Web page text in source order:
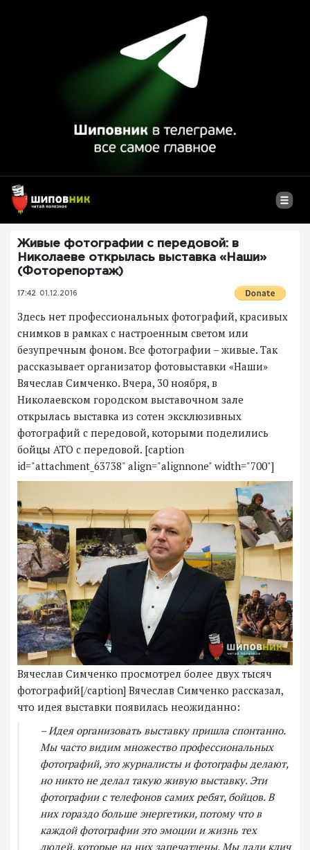
Живые фотографии с передовой: в
Николаеве открылась выставка «Наши»
(Фоторепортаж)
17:42 01.12.2016
Здесь нет профессиональных фотографий, красивых
снимков в рамках с настроенным светом или
безупречным фоном. Все фотографии – живые. Так
рассказывает организатор фотовыставки «Наши»
Вячеслав Симченко. Вчера, 30 ноября, в
Николаевском городском выставочном зале
открылась выставка из сотен эксклюзивных
фотографий с передовой, которыми поделились
бойцы АТО с передовой. [caption
id="attachment_63738" align="alignnone" width="700"]
Вячеслав Симченко просмотрел более двух тысяч
фотографий[/caption] Вячеслав Симченко рассказал,
что идея выставки появилась неожиданно:
– Идея организовать выставку пришла спонтанно.
Мы часто видим множество профессиональных
фотографий, это журналисты и фотографы делают,
но никто не делал такую живую выставку. Эти
фотографии с телефонов самих ребят, бойцов. В
них гораздо больше энергетики, потому что в
каждой фотографии это эмоции и жизнь тех
людей, которые на них запечатлены. Мы дали клич